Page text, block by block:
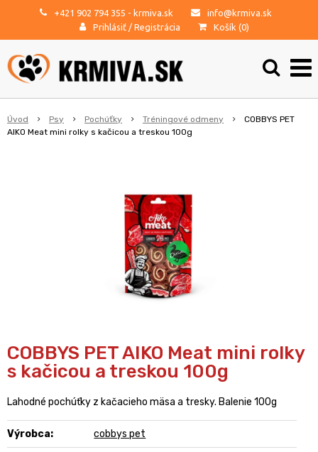
+421 902 794 355 - krmiva.sk
info@krmiva.sk
Prihlásiť / Registrácia Košík (0)
Úvod Psy Pochúťky Tréningové odmeny
COBBYS PET
AIKO Meat mini rolky s kačicou a treskou 100g
COBBYS PET AIKO Meat mini rolky
s kačicou a treskou 100g
Lahodné pochúťky z kačacieho mäsa a tresky. Balenie 100g
Výrobca: cobbys pet